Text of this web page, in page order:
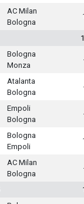
AC Milan
Bologna
Bologna
Monza
Atalanta
Bologna
Empoli
Bologna
Bologna
Empoli
AC Milan
Bologna